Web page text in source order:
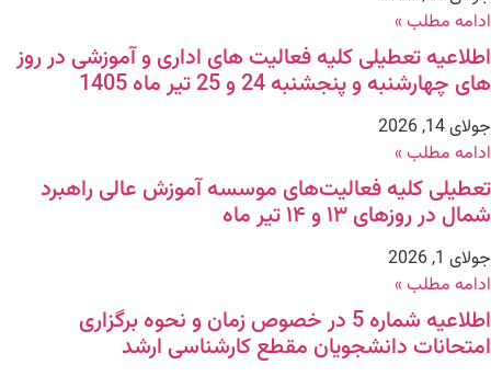
ادامه مطلب »
اطلاعیه تعطیلی کلیه فعالیت های اداری و آموزشی در روز
های چهارشنبه و پنجشنبه 24 و 25 تیر ماه 1405
جولای 14, 2026
ادامه مطلب »
تعطیلی کلیه فعالیت‌های موسسه آموزش عالی راهبرد
شمال در روزهای ۱۳ و ۱۴ تیر ماه
جولای 1, 2026
ادامه مطلب »
اطلاعیه شماره 5 در خصوص زمان و نحوه برگزاری
امتحانات دانشجویان مقطع کارشناسی ارشد